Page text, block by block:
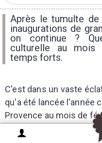
Après le tumulte
inaugurations de
on continue ?
culturelle au mois
temps forts.
C'est dans un vaste
qu'a été lancée l'année
Provence au mois de
la Rédac' vous invite à